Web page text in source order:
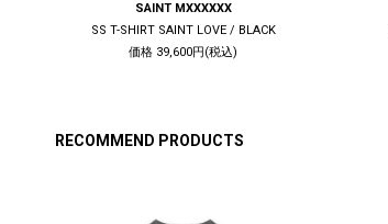
SAINT MXXXXXX
SS T-SHIRT SAINT LOVE / BLACK
価格 39,600円(税込)
RECOMMEND PRODUCTS